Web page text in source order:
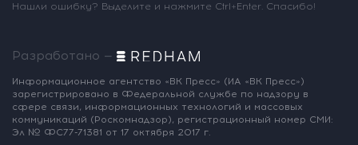
Нашли ошибку? Выделите и нажмите Ctrl+Enter. Спасибо!
Разработано —
Информационное агентство «ВК Пресс» (ИА «ВК Пресс»)
зарегистрировано в Федеральной службе по надзору в
сфере связи, информационных технологий и массовых
коммуникаций (Роскомнадзор), регистрационный номер СМИ:
Эл № ФС77-71381 от 17 октября 2017 г.